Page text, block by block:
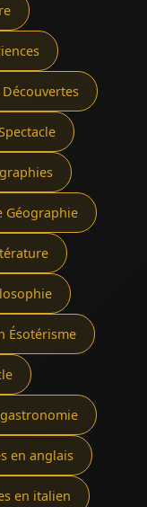
Découvertes
Géographie
Ésotérisme
en anglais
en italien